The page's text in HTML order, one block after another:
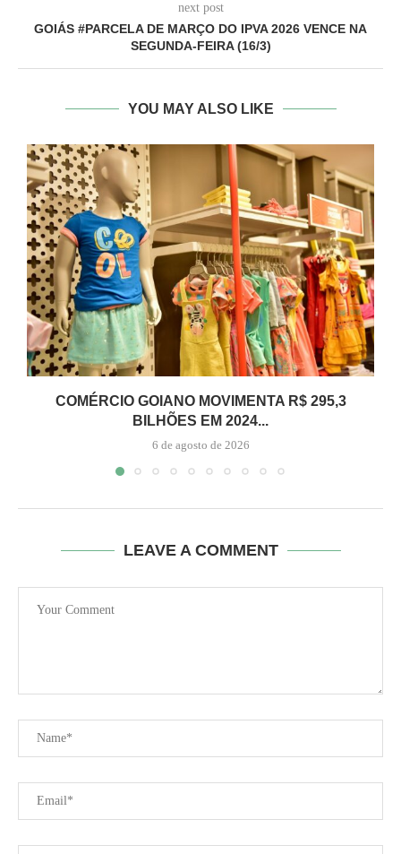
next post
GOIÁS #PARCELA DE MARÇO DO IPVA 2026 VENCE NA
SEGUNDA-FEIRA (16/3)
YOU MAY ALSO LIKE
COMÉRCIO GOIANO MOVIMENTA R$ 295,3
BILHÕES EM 2024...
6 de agosto de 2026
LEAVE A COMMENT